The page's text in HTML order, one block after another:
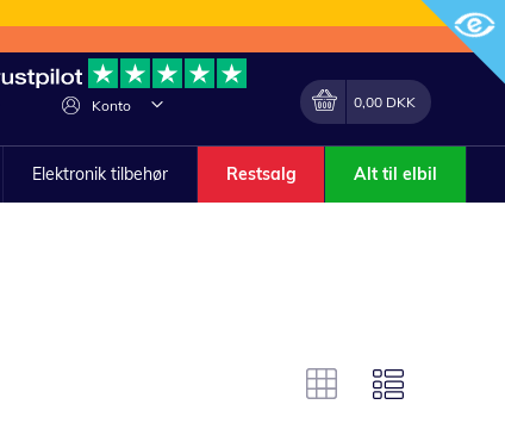
Konto
Lave
Min indkøbskurv
0,00 DKK
Elektronik tilbehør Restsalg Alt til elbil